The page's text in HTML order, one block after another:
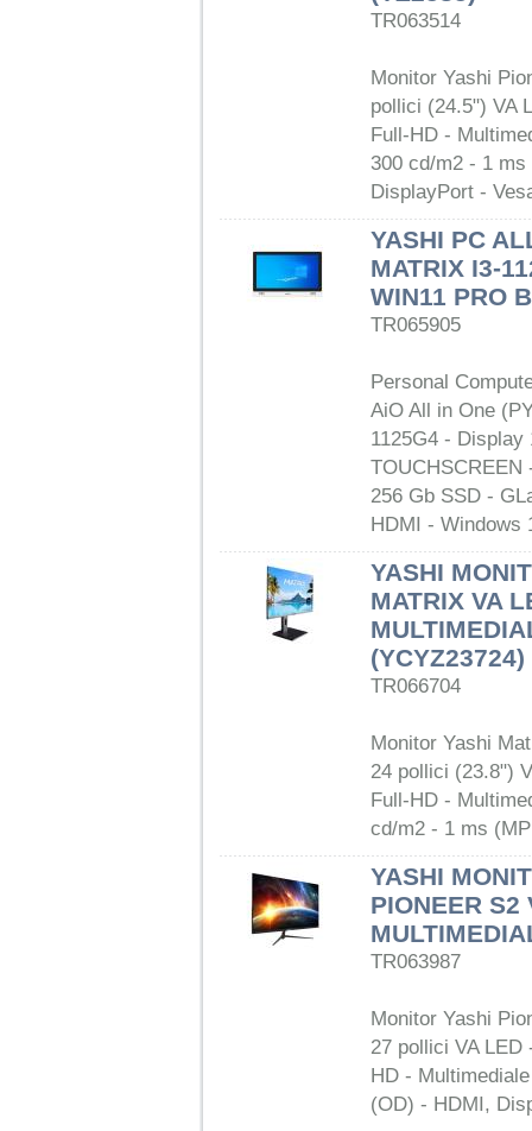
TR063514
Monitor Yashi
pollici (24.5") VA
Full-HD -
300 cd/m2 - 1
DisplayPort -
YASHI PC
MATRIX I3-
WIN11 PRO
TR065905
Personal
AiO All in One
1125G4 - Display
TOUCHSCREEN
256 Gb SSD -
HDMI - Windows
YASHI
MATRIX VA
(YCYZ23724)
TR066704
Monitor Yashi
24 pollici (23.8")
Full-HD -
cd/m2 - 1 ms
YASHI
PIONEER S2
TR063987
Monitor Yashi
27 pollici VA LED
HD -
(OD) - HDMI,